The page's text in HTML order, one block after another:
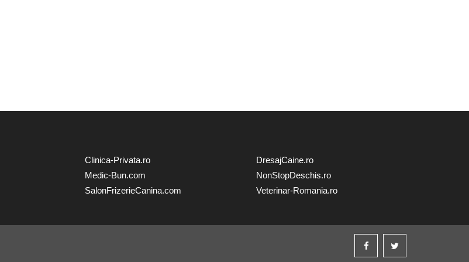
Clinica-Privata.ro
Medic-Bun.com
SalonFrizerieCanina.com
DresajCaine.ro
NonStopDeschis.ro
Veterinar-Romania.ro